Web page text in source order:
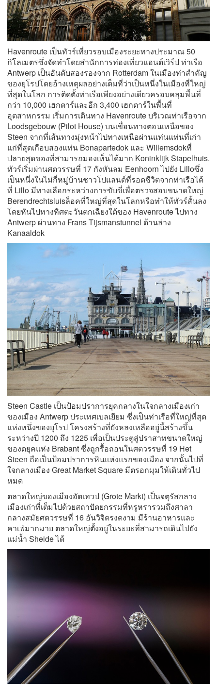
Havenroute เป็นทัวร์เที่ยวรอบเมืองระยะทางประมาณ 50
กิโลเมตรซึ่งจัดทำโดยสำนักการท่องเที่ยวแอนต์เวิร์ป ท่าเรือ
Antwerp เป็นอันดับสองรองจาก Rotterdam ในเมืองท่าสำคัญ
ของยุโรปโดยอ้างเหตุผลอย่างเต็มที่ว่าเป็นหนึ่งในเมืองที่ใหญ่
ที่สุดในโลก การติดตั้งท่าเรือเพียงอย่างเดียวครอบคลุมพื้นที่
กว่า 10,000 เฮกตาร์และอีก 3,400 เฮกตาร์ในพื้นที่
อุตสาหกรรม เริ่มการเดินทาง Havenroute บริเวณท่าเรือจาก
Loodsgebouw (Pilot House) บนเขื่อนทางตอนเหนือของ
Steen จากที่เส้นทางมุ่งหน้าไปทางเหนือผ่านแท่นแท่นที่เก่า
แก่ที่สุดเกือบสองแท่น Bonapartedok และ Willemsdokที่
ปลายสุดของที่สามารถมองเห็นได้มาก Koninklijk Stapelhuis.
ทัวร์เริ่มผ่านศตวรรษที่ 17 กังหันลม Eenhoorn ไปยัง Lilloซึ่ง
เป็นหนึ่งในไม่กี่หมู่บ้านชาวโปแลนด์ที่รอดชีวิตจากท่าเรือได้
ที่ Lillo มีทางเลือกระหว่างการขับขี่เพื่อตรวจสอบขนาดใหญ่
Berendrechtsluisล็อคที่ใหญ่ที่สุดในโลกหรือทำให้ทัวร์สั้นลง
โดยหันไปทางทิศตะวันตกเฉียงใต้ของ Havenroute ไปทาง
Antwerp ผ่านทาง Frans Tijsmanstunnel ด้านล่าง
Kanaaldok
Steen Castle เป็นป้อมปราการยุคกลางในใจกลางเมืองเก่า
ของเมือง Antwerp ประเทศเบลเยียม ซึ่งเป็นท่าเรือที่ใหญ่ที่สุด
แห่งหนึ่งของยุโรป โครงสร้างที่ยังหลงเหลืออยู่นี้สร้างขึ้น
ระหว่างปี 1200 ถึง 1225 เพื่อเป็นประตูสู่ปราสาทขนาดใหญ่
ของดยุคแห่ง Brabant ซึ่งถูกรื้อถอนในศตวรรษที่ 19 Het
Steen ถือเป็นป้อมปราการหินแห่งแรกของเมือง จากนั้นไปที่
ใจกลางเมือง Great Market Square มีตรอกมุมให้เดินทั่วไป
หมด
ตลาดใหญ่ของเมืองอัตเทวป (Grote Markt) เป็นจตุรัสกลาง
เมืองเก่าที่เต็มไปด้วยสถาปัตยกรรมที่หรูหรารวมถึงศาลา
กลางสมัยศตวรรษที่ 16 อันวิจิตรงดงาม มีร้านอาหารและ
คาเฟ่มากมาย ตลาดใหญ่ตั้งอยู่ในระยะที่สามารถเดินไปยัง
แม่น้ำ Sheide ได้